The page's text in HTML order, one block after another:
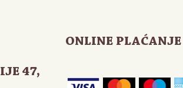
47,
ONLINE PLAĆANJE